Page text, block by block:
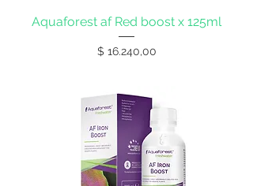
Aquaforest af Red boost x 125ml
Precio
$ 16.240,00